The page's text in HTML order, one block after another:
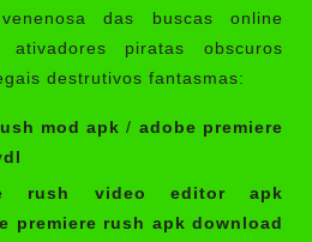
das buscas online
ativadores piratas obscuros
destrutivos fantasmas:
mod apk / adobe premiere
rush video editor apk
premiere rush apk download